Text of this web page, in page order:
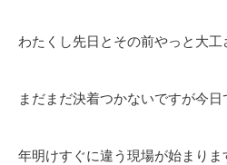
わたくし先日とその前やっと大工
まだまだ決着つかないですが今日
年明けすぐに違う現場が始まりま